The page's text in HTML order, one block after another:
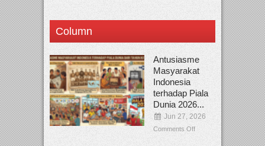
Column
Antusiasme
Masyarakat
Indonesia
terhadap Piala
Dunia 2026...
Jun 27, 2026
Comments Off